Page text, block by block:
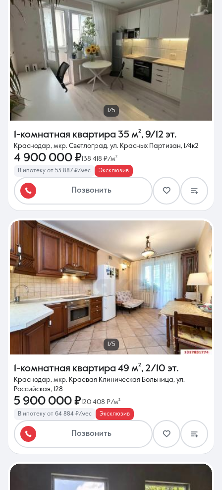
1/5
1-комнатная квартира 35 м², 9/12 эт.
Краснодар, мкр. Светлоград, ул. Красных Партизан, 1/4к2
4 900 000 ₽ 138 418 ₽/м²
В ипотеку от 53 887 ₽/мес Эксклюзив
Позвонить
1/5
1-комнатная квартира 49 м², 2/10 эт.
Краснодар, мкр. Краевая Клиническая Больница, ул.
Российская, 128
5 900 000 ₽120 408 ₽/м²
В ипотеку от 64 884 ₽/мес Эксклюзив
Позвонить